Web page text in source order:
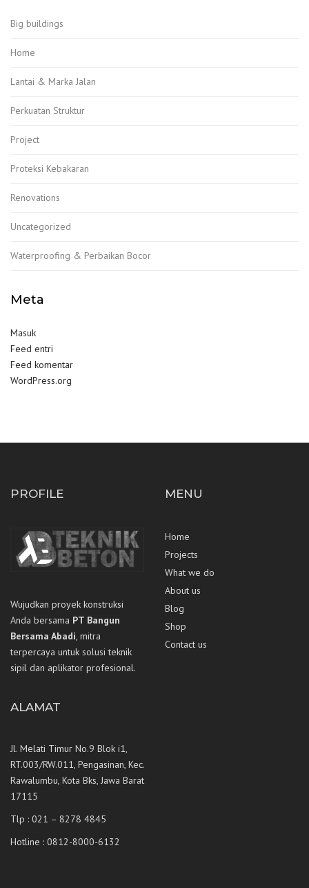
Big buildings
Home
Lantai & Marka Jalan
Perkuatan Struktur
Project
Proteksi Kebakaran
Renovations
Uncategorized
Waterproofing & Perbaikan Bocor
Meta
Masuk
Feed entri
Feed komentar
WordPress.org
PROFILE
Wujudkan proyek konstruksi
Anda bersama PT Bangun
Bersama Abadi, mitra
terpercaya untuk solusi teknik
sipil dan aplikator profesional.
MENU
Home
Projects
What we do
About us
Blog
Shop
Contact us
ALAMAT
Jl. Melati Timur No.9 Blok i1,
RT.003/RW.011, Pengasinan, Kec.
Rawalumbu, Kota Bks, Jawa Barat
17115
Tlp : 021 – 8278 4845
Hotline : 0812-8000-6132